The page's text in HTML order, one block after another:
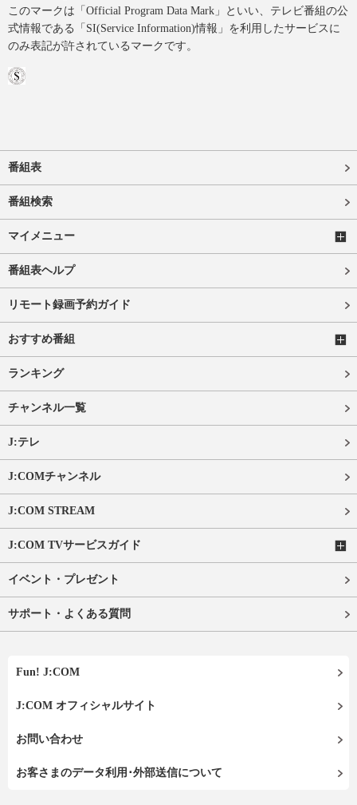
このマークは「Official Program Data Mark」といい、テレビ番組の公
式情報である「SI(Service Information)情報」を利用したサービスに
のみ表記が許されているマークです。
番組表
番組検索
マイメニュー
番組表ヘルプ
リモート録画予約ガイド
おすすめ番組
ランキング
チャンネル一覧
J:テレ
J:COMチャンネル
J:COM STREAM
J:COM TVサービスガイド
イベント・プレゼント
サポート・よくある質問
Fun! J:COM
J:COM オフィシャルサイト
お問い合わせ
お客さまのデータ利用･外部送信について